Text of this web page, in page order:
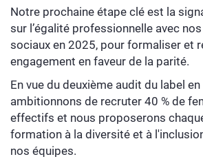
Notre prochaine étape clé est la
sur l’égalité professionnelle avec
sociaux en 2025, pour formaliser et
engagement en faveur de la parité.
En vue du deuxième audit du label
ambitionnons de recruter 40 % de
effectifs et nous proposerons
formation à la diversité et à
nos équipes.